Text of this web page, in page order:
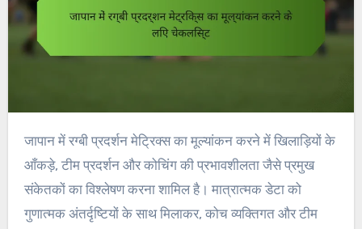
जापान में रग्बी प्रदर्शन मेट्रिक्स का मूल्यांकन करने में खिलाड़ियों के
आँकड़े, टीम प्रदर्शन और कोचिंग की प्रभावशीलता जैसे प्रमुख
संकेतकों का विश्लेषण करना शामिल है। मात्रात्मक डेटा को
गुणात्मक अंतर्दृष्टियों के साथ मिलाकर, कोच व्यक्तिगत और टीम